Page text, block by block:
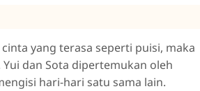
yang terasa seperti puisi, maka
dan Sota dipertemukan oleh
hari-hari satu sama lain.